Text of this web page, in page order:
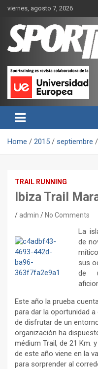
Skip
content
viernes, agosto 7, 2026
Revista
Sport Training
rendimiento, nutrición y
Home 2015 septiembre
TRAIL RUNNING
Ibiza Trail
admin No Comments
La
de
sus
de
Este año la prueba
para dar la oportunidad
de disfrutar de un
organización ha
médium Trail, de 21 Km.
de este año viene en la
para sorprender al